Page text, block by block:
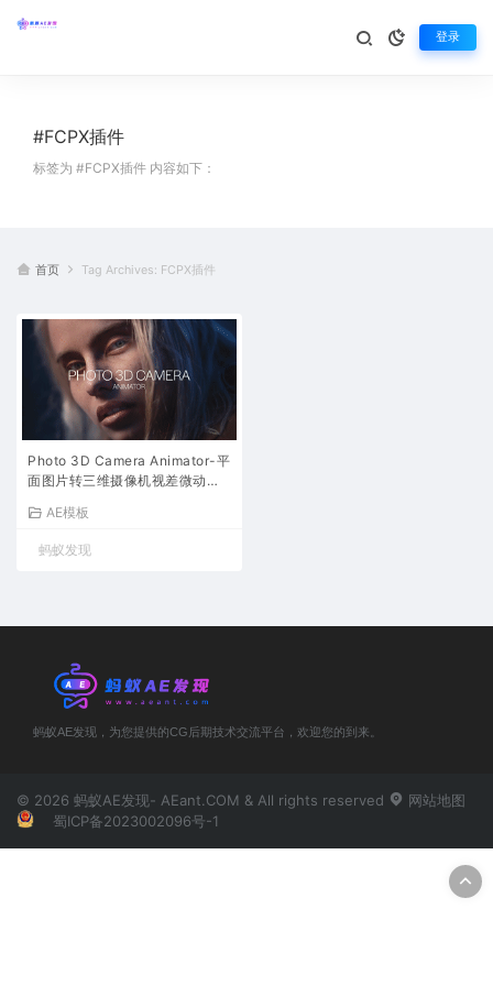
登录
#FCPX插件
标签为 #FCPX插件 内容如下：
首页 Tag Archives: FCPX插件
Photo 3D Camera Animator-平
面图片转三维摄像机视差微动特
AE模板
蚂蚁发现
蚂蚁AE发现，为您提供的CG后期技术交流平台，欢迎您的到来。
© 2026 蚂蚁AE发现- AEant.COM & All rights reserved
网站地图
蜀ICP备2023002096号-1